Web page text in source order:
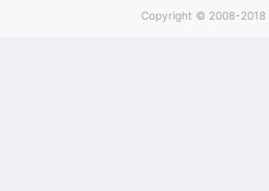
Copyright © 2008-2018